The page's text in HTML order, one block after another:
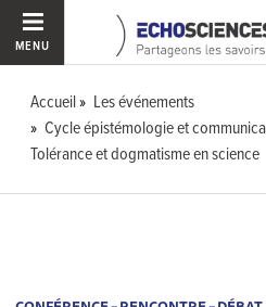
MENU
Accueil
Les événements
Cycle épistémologie et
Tolérance et dogmatisme en science